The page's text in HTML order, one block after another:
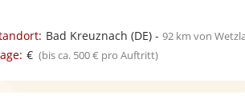
Bad Kreuznach (DE)- 92 km von
€ (bis ca. 500 € pro Auftritt)